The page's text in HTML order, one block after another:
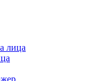
лица